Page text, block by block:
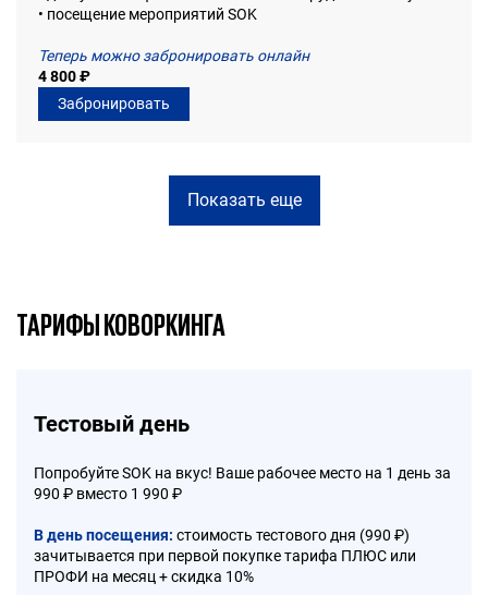
• посещение мероприятий SOK
Теперь можно забронировать онлайн
4 800 ₽
Забронировать
Показать еще
ТАРИФЫ КОВОРКИНГА
Тестовый день
Попробуйте SOK на вкус! Ваше рабочее место на 1 день за
990 ₽ вместо 1 990 ₽
В день посещения: стоимость тестового дня (990 ₽)
зачитывается при первой покупке тарифа ПЛЮС или
ПРОФИ на месяц + скидка 10%